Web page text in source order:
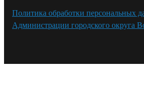
Политика обработки персональных
Администрации городского округа